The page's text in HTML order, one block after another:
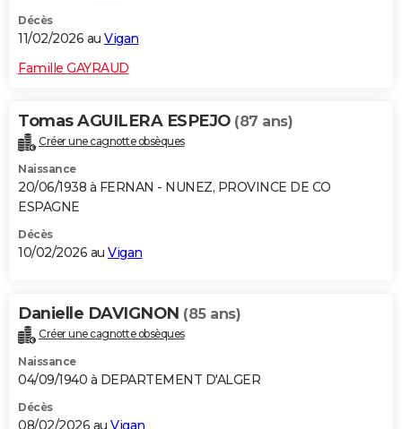
Décès
11/02/2026 au Vigan
Famille GAYRAUD
Tomas AGUILERA ESPEJO (87 ans)
Créer une cagnotte obsèques
Naissance
20/06/1938 à FERNAN - NUNEZ, PROVINCE DE CO
ESPAGNE
Décès
10/02/2026 au Vigan
Danielle DAVIGNON (85 ans)
Créer une cagnotte obsèques
Naissance
04/09/1940 à DEPARTEMENT D'ALGER
Décès
08/02/2026 au Vigan